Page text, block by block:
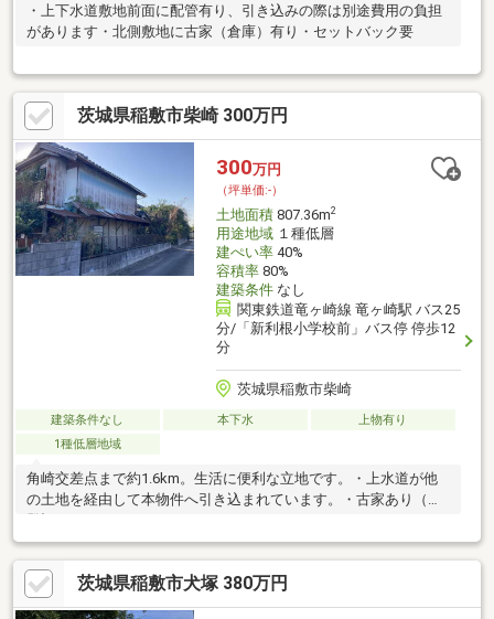
・上下水道敷地前面に配管有り、引き込みの際は別途費用の負担
があります・北側敷地に古家（倉庫）有り・セットバック要
茨城県稲敷市柴崎 300万円
300万円
（坪単価:-）
土地面積807.36m2
用途地域１種低層
建ぺい率40%
容積率80%
建築条件なし
関東鉄道竜ヶ崎線 竜ヶ崎駅 バス25
分/「新利根小学校前」バス停 停歩12
分
茨城県稲敷市柴崎
建築条件なし 本下水
上物有り
1種低層地域
角崎交差点まで約1.6km。生活に便利な立地です。・上水道が他
の土地を経由して本物件へ引き込まれています。・古家あり（未
茨城県稲敷市犬塚 380万円